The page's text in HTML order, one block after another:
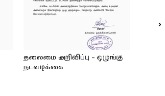
தலைமை அறிவிப்பு – ஒழுங்கு
நடவடிக்கை